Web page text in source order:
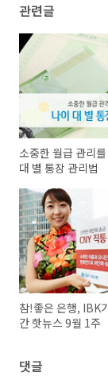
관련글
소중한 월급 관리
대 별 통장 관리법
참!좋은 은행, IBK
간 핫뉴스 9월 1주
댓글